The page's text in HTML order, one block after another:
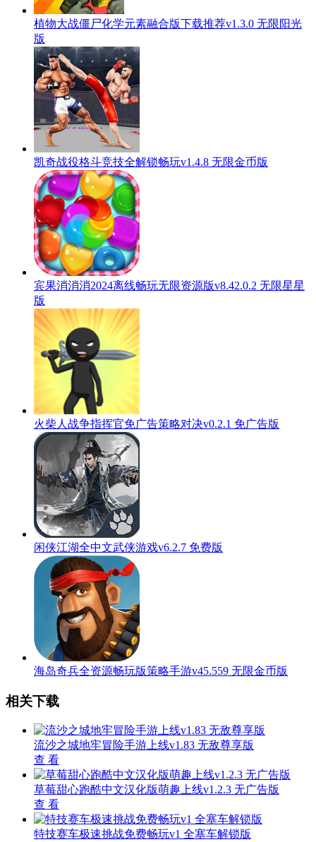
植物大战僵尸化学元素融合版下载推荐v1.3.0 无限阳光
版
凯奇战役格斗竞技全解锁畅玩v1.4.8 无限金币版
宾果消消消2024离线畅玩无限资源版v8.42.0.2 无限星星
版
火柴人战争指挥官免广告策略对决v0.2.1 免广告版
闲侠江湖全中文武侠游戏v6.2.7 免费版
海岛奇兵全资源畅玩版策略手游v45.559 无限金币版
相关下载
流沙之城地牢冒险手游上线v1.83 无敌尊享版
查 看
草莓甜心跑酷中文汉化版萌趣上线v1.2.3 无广告版
查 看
特技赛车极速挑战免费畅玩v1 全塞车解锁版